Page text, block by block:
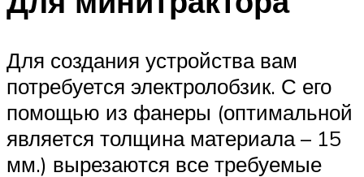
Для создания устройства вам
потребуется электролобзик. С его
помощью из фанеры (оптимальной
является толщина материала – 15
мм.) вырезаются все требуемые